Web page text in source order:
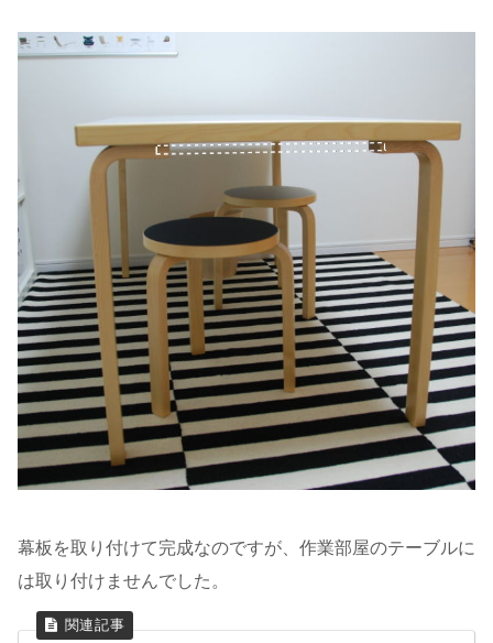
幕板を取り付けて完成なのですが、作業部屋のテーブルに
は取り付けませんでした。